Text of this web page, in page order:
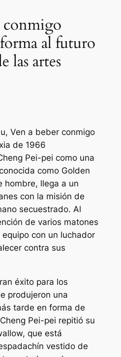
conmigo
al futuro
las artes
Ven a beber conmigo
de 1966
Pei-pei como una
como Golden
hombre, llega a un
con la misión de
secuestrado. Al
de varios matones
con un luchador
contra sus
éxito para los
produjeron una
tarde en forma de
Pei-pei repitió su
que está
vestido de